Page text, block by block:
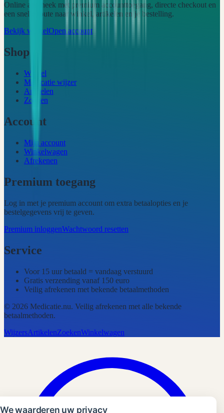
Online apotheek met premium accounttoegang, directe checkout en
een snelle route naar winkel, artikelen en je bestelling.
Bekijk winkelOpen account
Shop
Winkel
Medicatie wijzer
Artikelen
Zoeken
Account
Mijn account
Winkelwagen
Afrekenen
Premium toegang
Log in met je premium account om extra betaalopties en je
bestelgegevens vrij te geven.
Premium inloggenWachtwoord resetten
Service
Voor 15 uur betaald = vandaag verstuurd
Gratis verzending vanaf 150 euro
Veilig afrekenen met bekende betaalmethoden
© 2026 Medicatie.nu. Veilig afrekenen met alle bekende
betaalmethoden.
WijzersArtikelenZoekenWinkelwagen
We waarderen uw privacy